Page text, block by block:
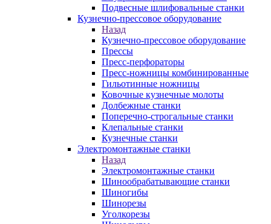
Подвесные шлифовальные станки
Кузнечно-прессовое оборудование
Назад
Кузнечно-прессовое оборудование
Прессы
Пресс-перфораторы
Пресс-ножницы комбинированные
Гильотинные ножницы
Ковочные кузнечные молоты
Долбежные станки
Поперечно-строгальные станки
Клепальные станки
Кузнечные станки
Электромонтажные станки
Назад
Электромонтажные станки
Шинообрабатывающие станки
Шиногибы
Шинорезы
Уголкорезы